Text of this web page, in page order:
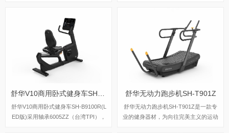
508mm，适用于大多数人，现在leyu.
乐鱼旗舰店都有这一款椭圆机，欢迎前
来体验试机。
舒华V10商用卧式健身车SH-B9100R(L
ED版)采用轴承6005ZZ（台湾TPI），
舒华无动力跑步机SH-T901Z
舒华无动力跑步机SH-T901Z是一款专
业的健身器材，为向往完美主义的运动